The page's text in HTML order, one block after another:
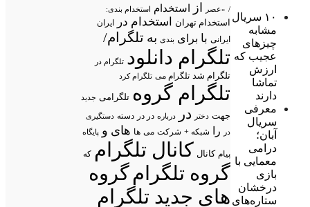
۱۰ سریال
مشابه
چیزهای
عجیب که
ارزش
تماشا
دارند
معرفی
سریال
آبان؛
درامی
معمایی با
بازی
درخشان
ستاره‌های
/ «عصر از استخدام استخدام بندی:
استخدام تهران استخدام در ایران
ایرانی با برای بندی به تلگرام/
تلگرام دانلود تلگرام در
تلگرام شد تلگرام می تلگرام کرد
تلگرام گروه تلگرامی جدید
جهت دختر در درباره در در دسته دستگیری
در
را شبکه + شرکت می ها های و پایگاه
پیام کانال کانال تلگرام که
گروه تلگرامگروه
های جدید تلگرام